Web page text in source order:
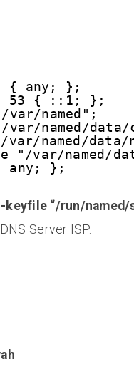
{ any; };
53 { ::1; };
named";
named/data/
named/data/
var/named/
any; };
“/run/named/
Server ISP.